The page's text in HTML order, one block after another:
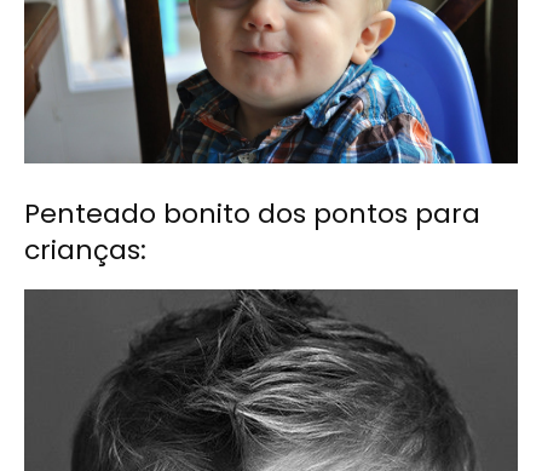
Penteado bonito dos pontos para
crianças: